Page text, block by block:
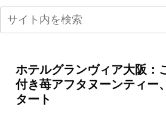
ホテルグランヴィア大阪：
付き苺アフタヌーンティー
タート